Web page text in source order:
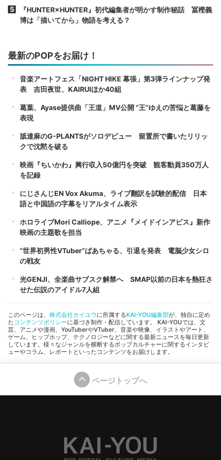
『HUNTER×HUNTER』初代編集者が明かす制作秘話 冨樫義
博は「描いてから」物語を考える？
最新のPOPをお届け！
音楽アートフェス「NIGHT HIKE 幕張」第3弾ラインナップ発
表 吉田夜世、KAIRUIほか40組
葛葉、Ayase提供曲「王道」MV公開 “王”ゆえの苦悩と葛藤を
表現
舐達麻のG-PLANTSがソロデビュー 留置所で書いたリリッ
クで沈黙を破る
映画『ちいかわ』興行収入50億円を突破 観客動員350万人
を記録
にじさんじEN Vox Akuma、ライブ翻訳を試験的配信 日本
語と中国語の字幕をリアルタイム表示
ホロライブMori Calliope、アニメ『メイドインアビス』新作
映画の主題歌を担当
“世界初男性VTuber”ばあちゃる、引退を発表 電脳少女シロ
の戦友
光GENJI、全楽曲サブスク解禁へ SMAP以前の日本を熱狂さ
せた伝説のアイドル7人組
このページは、 株式会社カイユウに所属するKAI-YOU編集部が、独自に定め
たコンテンツポリシーに基づき制作・配信しています。 KAI-YOUでは、文
芸、アニメや漫画、YouTuberやVTuber、音楽や映像、イラストやアート、
ゲーム、ヒップホップ、テクノロジーなどに関する最新ニュースを毎日更新
しています。様々なジャンルを横断するポップカルチャーに関するインタビ
ューやコラム、レポートといったコンテンツをお届けします。
ページトップへ